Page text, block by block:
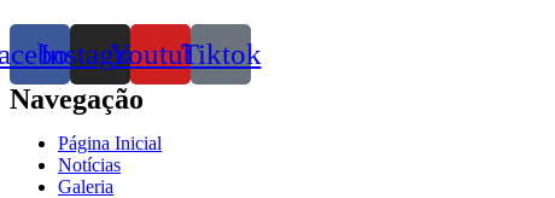
InstagramYoutubeTiktok
Navegação
Página Inicial
Notícias
Galeria